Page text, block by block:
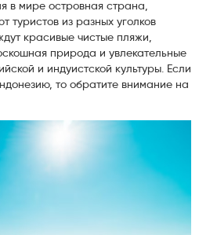
в мире островная страна,
туристов из разных уголков
красивые чистые пляжи,
природа и увлекательные
и индуистской культуры. Если
то обратите внимание на